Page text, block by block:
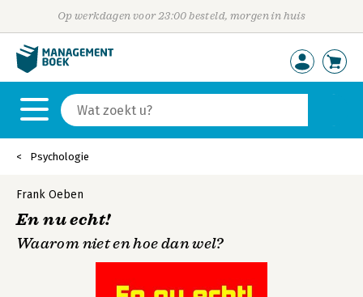
Op werkdagen voor 23:00 besteld, morgen in huis
Psychologie
Frank Oeben
En nu echt!
Waarom niet en hoe dan wel?